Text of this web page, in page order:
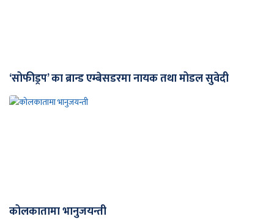
‘सोफीड्रप’ का ब्रान्ड एम्बेसडरमा नायक तथा मोडल सुवेदी
कोलकातामा भानुजयन्ती